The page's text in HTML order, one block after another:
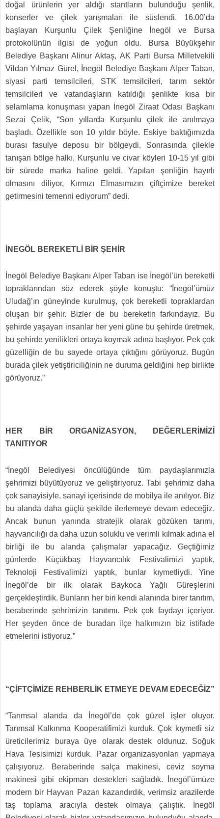
doğal ürünlerin yer aldığı stantların bulunduğu şenlik,
konserler ve çilek yarışmaları ile süslendi. 16.00’da
başlayan Kurşunlu Çilek Şenliğine İnegöl ve Bursa
protokolünün ilgisi de yoğun oldu. Bursa Büyükşehir
Belediye Başkanı Alinur Aktaş, AK Parti Bursa Milletvekili
Vildan Yılmaz Gürel, İnegöl Belediye Başkanı Alper Taban,
siyasi parti temsilcileri, STK temsilcileri, tarım sektör
temsilcileri ve vatandaşların katıldığı şenlikte kısa bir
selamlama konuşması yapan İnegöl Ziraat Odası Başkanı
Sezai Çelik, “Son yıllarda Kurşunlu çilek ile anılmaya
başladı. Özellikle son 10 yıldır böyle. Eskiye baktığımızda
burası fasulye deposu bir bölgeydi. Sonrasında çilekle
tanışan bölge halkı, Kurşunlu ve civar köyleri 10-15 yıl gibi
bir sürede marka haline geldi. Yapılan şenliğin hayırlı
olmasını diliyor, Kırmızı Elmasımızın çiftçimize bereket
getirmesini temenni ediyorum” dedi.
İNEGÖL BEREKETLİ BİR ŞEHİR
İnegöl Belediye Başkanı Alper Taban ise İnegöl’ün bereketli
topraklarından söz ederek şöyle konuştu: “İnegöl’ümüz
Uludağ’ın güneyinde kurulmuş, çok bereketli topraklardan
oluşan bir şehir. Bizler de bu bereketin farkındayız. Bu
şehirde yaşayan insanlar her yeni güne bu şehirde üretmek,
bu şehirde yenilikleri ortaya koymak adına başlıyor. Pek çok
güzelliğin de bu sayede ortaya çıktığını görüyoruz. Bugün
burada çilek yetiştiriciliğinin ne duruma geldiğini hep birlikte
görüyoruz.”
HER BİR ORGANİZASYON, DEĞERLERİMİZİ
TANITIYOR
“İnegöl Belediyesi öncülüğünde tüm paydaşlarımızla
şehrimizi büyütüyoruz ve geliştiriyoruz. Tabi şehrimiz daha
çok sanayisiyle, sanayi içerisinde de mobilya ile anılıyor. Biz
bu alanda daha güçlü şekilde ilerlemeye devam edeceğiz.
Ancak bunun yanında stratejik olarak gözüken tarımı,
hayvancılığı da daha uzun soluklu ve verimli kılmak adına el
birliği ile bu alanda çalışmalar yapacağız. Geçtiğimiz
günlerde Küçükbaş Hayvancılık Festivalimizi yaptık,
Teknoloji Festivalimizi yaptık, bunlar kıymetliydi. Yine
İnegöl’de bir ilk olarak Baykoca Yağlı Güreşlerini
gerçekleştirdik. Bunların her biri kendi alanında birer tanıtım,
beraberinde şehrimizin tanıtımı. Pek çok faydayı içeriyor.
Her şeyden önce de buradan ilçe halkımızın biz istifade
etmelerini istiyoruz.”
“ÇİFTÇİMİZE REHBERLİK ETMEYE DEVAM EDECEĞİZ”
“Tarımsal alanda da İnegöl’de çok güzel işler oluyor.
Tarımsal Kalkınma Kooperatifimizi kurduk. Çok kıymetli siz
üreticilerimiz buraya üye olarak destek oldunuz. Soğuk
Hava Tesisimizi kurduk. Pazar organizasyonları yapmaya
çalışıyoruz. Beraberinde salça makinesi, ceviz soyma
makinesi gibi ekipman destekleri sağladık. İnegöl’ümüze
modern bir Hayvan Pazarı kazandırdık, verimsiz arazilerde
taş toplama aracıyla destek olmaya çalıştık. İnegöl